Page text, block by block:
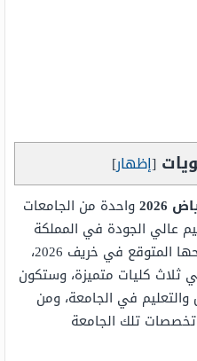
[إظهار]
واحدة من الجامعات
عالي الجودة في المملكة
العربية السعودية، التي مع افتتاحها المتوقع في خريف 2026،
ثلاث كليات متميزة، وستكون
والتعليم في الجامعة، ومن
تلك الجامعة